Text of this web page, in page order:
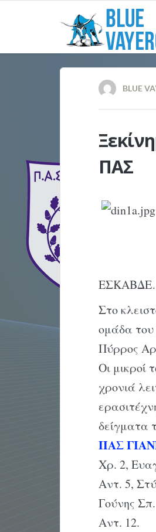
BLUE
ΠAΣ
Στο
ομάδα του
Πύρρος
Oι μικροί
χρονιά
δείγματα
ΠAΣ
Xρ. 2,
Aντ. 5,
Γούνης
Aντ. 12.